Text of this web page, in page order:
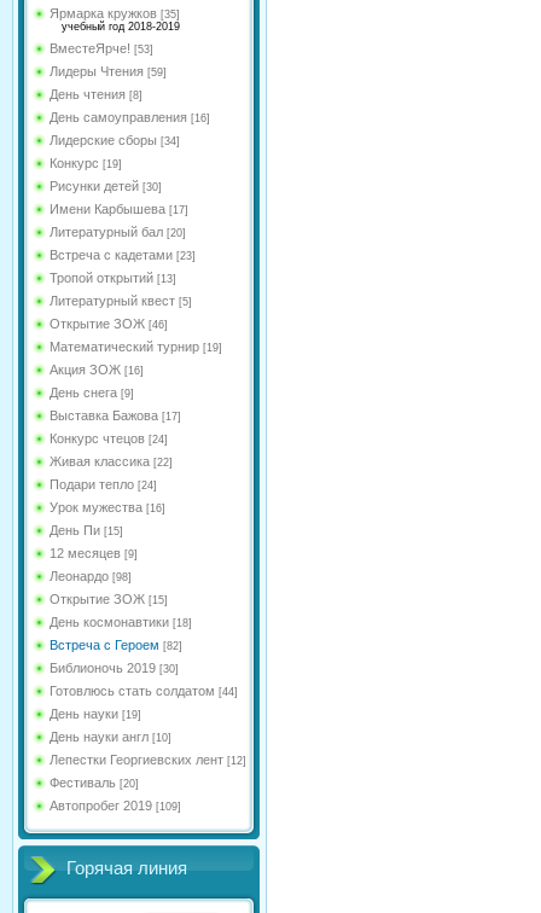
Ярмарка кружков [35]
учебный год 2018-2019
ВместеЯрче! [53]
Лидеры Чтения [59]
День чтения [8]
День самоуправления [16]
Лидерские сборы [34]
Конкурс [19]
Рисунки детей [30]
Имени Карбышева [17]
Литературный бал [20]
Встреча с кадетами [23]
Тропой открытий [13]
Литературный квест [5]
Открытие ЗОЖ [46]
Математический турнир [19]
Акция ЗОЖ [16]
День снега [9]
Выставка Бажова [17]
Конкурс чтецов [24]
Живая классика [22]
Подари тепло [24]
Урок мужества [16]
День Пи [15]
12 месяцев [9]
Леонардо [98]
Открытие ЗОЖ [15]
День космонавтики [18]
Встреча с Героем [82]
Библионочь 2019 [30]
Готовлюсь стать солдатом [44]
День науки [19]
День науки англ [10]
Лепестки Георгиевских лент [12]
Фестиваль [20]
Автопробег 2019 [109]
Горячая линия